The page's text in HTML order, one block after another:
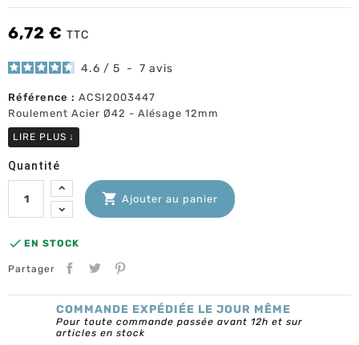
6,72 € TTC
4.6 / 5 - 7 avis
Référence : ACSI2003447
Roulement Acier Ø42 - Alésage 12mm
LIRE PLUS ↓
Quantité
 Ajouter au panier
 EN STOCK
Partager
COMMANDE EXPÉDIÉE LE JOUR MÊME
Pour toute commande passée avant 12h et sur
articles en stock